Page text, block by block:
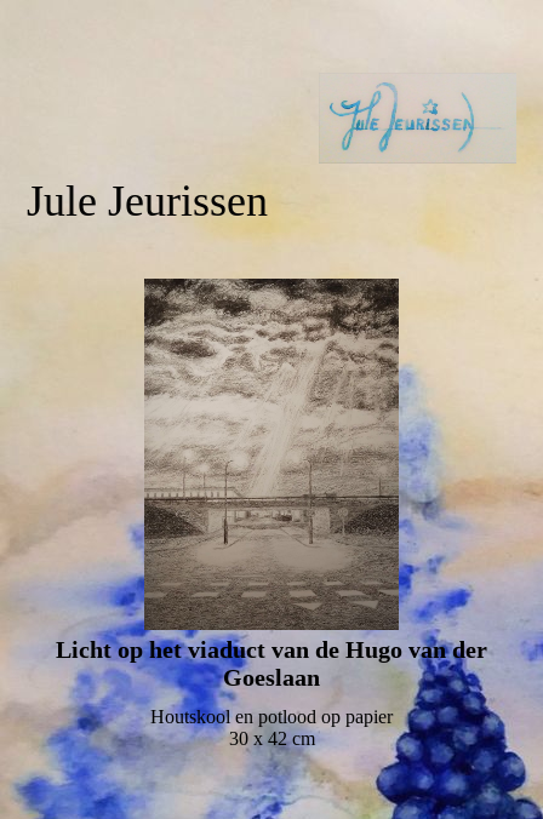
Jule Jeurissen
Licht op het viaduct van de Hugo van der
Goeslaan
Houtskool en potlood op papier
30 x 42 cm